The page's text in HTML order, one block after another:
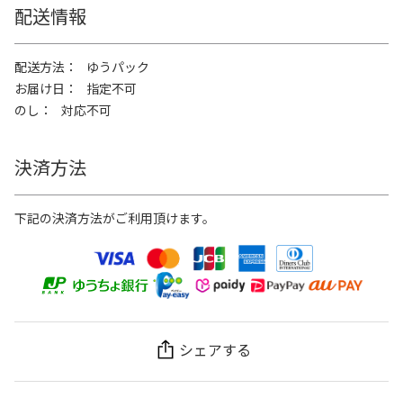
配送情報
配送方法
ゆうパック
お届け日
指定不可
のし
対応不可
決済方法
下記の決済方法がご利用頂けます。
シェアする